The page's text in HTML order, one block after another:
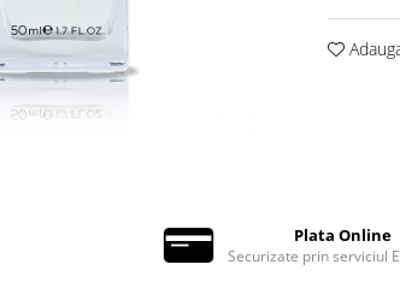
Plata Online
Securizate prin serviciul